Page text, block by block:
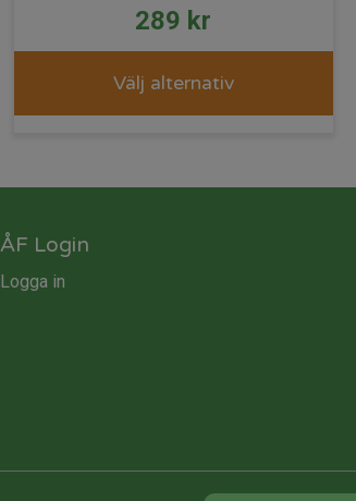
289 kr
Välj alternativ
ÅF Login
Logga in